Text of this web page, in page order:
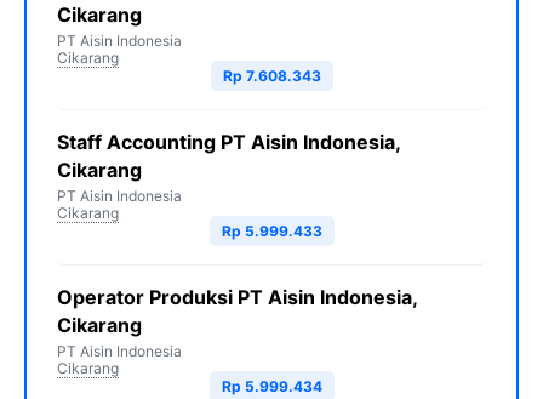
Cikarang
PT Aisin Indonesia
Cikarang
Rp 7.608.343
Staff Accounting PT Aisin Indonesia,
Cikarang
PT Aisin Indonesia
Cikarang
Rp 5.999.433
Operator Produksi PT Aisin Indonesia,
Cikarang
PT Aisin Indonesia
Cikarang
Rp 5.999.434